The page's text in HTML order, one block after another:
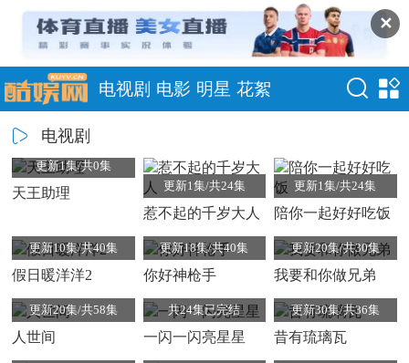
✕
电视剧 电影 明星 花絮
电视剧
更新1集/共0集
天王助理 更新1集/共24集
惹不起的千岁大人
更新1集/共24集
陪你一起好好吃饭
更新10集/共40集
假日暖洋洋2
更新18集/共40集
你好神枪手
更新20集/共30集
我要和你做兄弟
更新20集/共58集
人世间
共24集已完结
一闪一闪亮星星
更新30集/共36集
昔有琉璃瓦